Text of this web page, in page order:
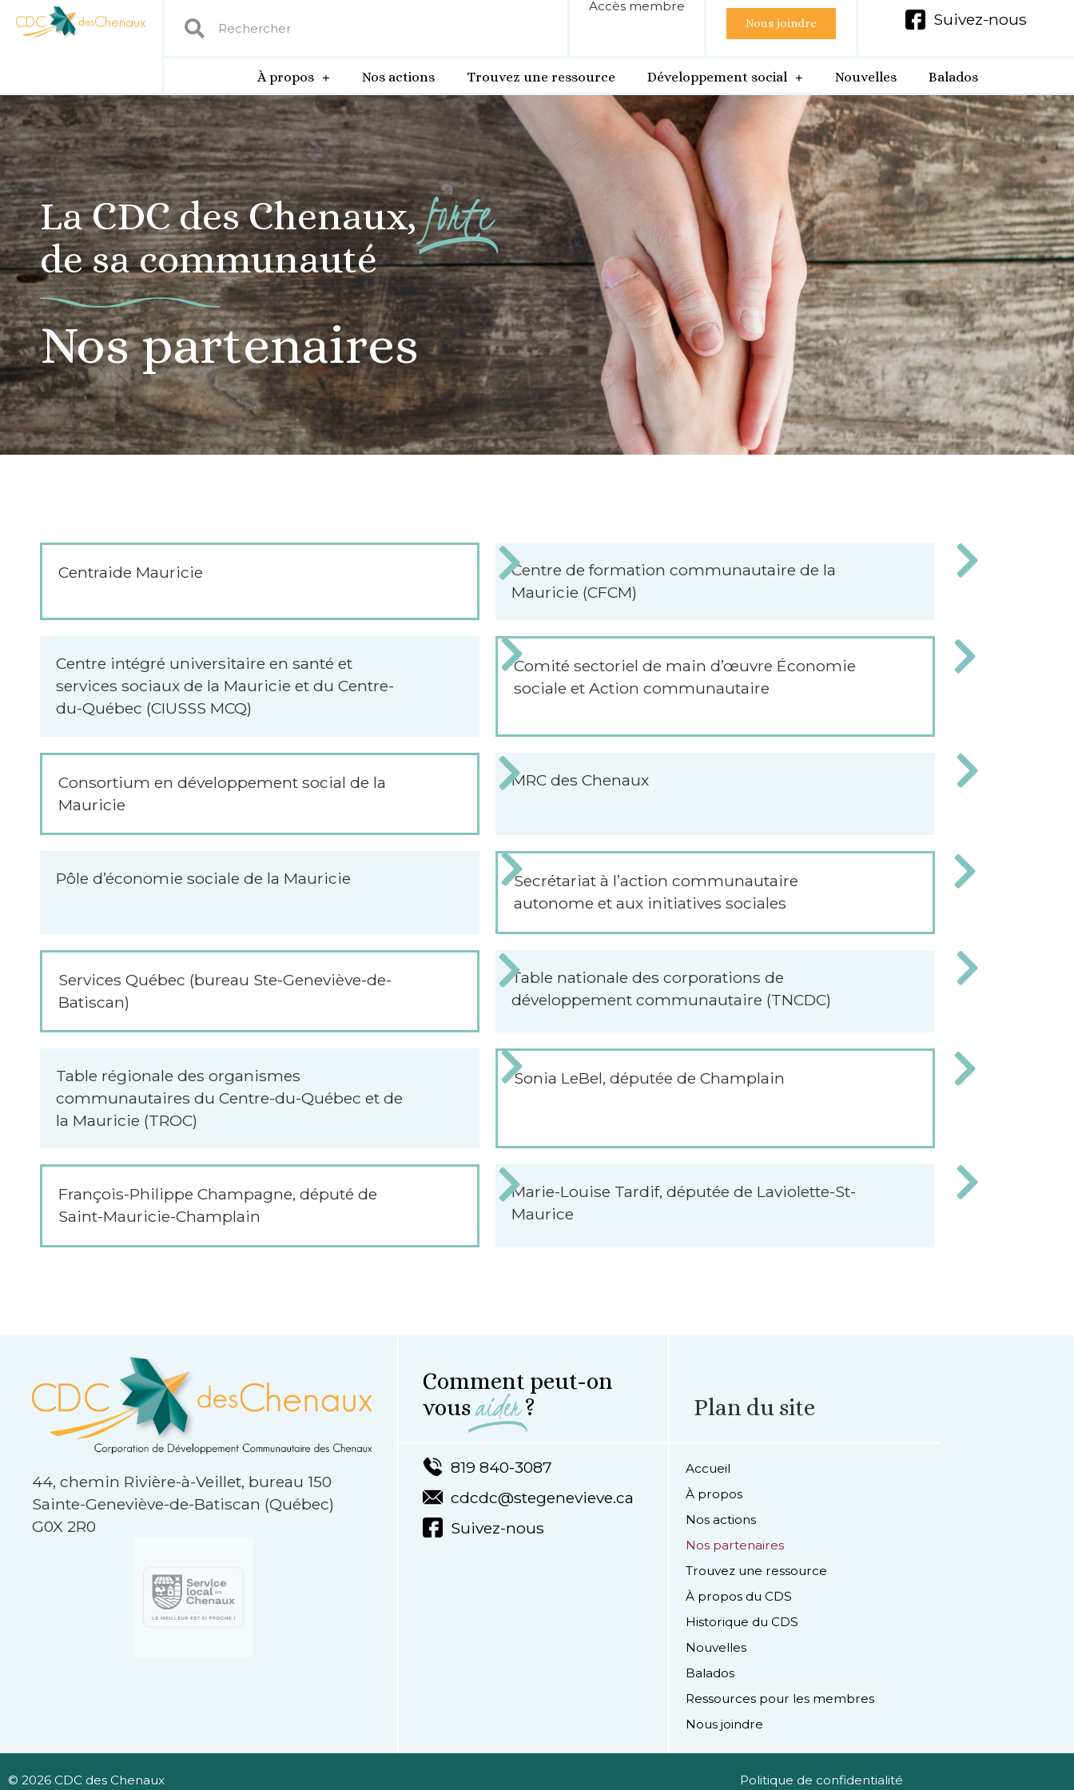
Accès membre
Nous joindre Suivez-nous
À propos Nos actions Trouvez une ressource Développement social Nouvelles Balados
La CDC des Chenaux,forte
de sa communauté
Nos partenaires
Centraide Mauricie
Centre de formation communautaire de la
Mauricie (CFCM)
Centre intégré universitaire en santé et
services sociaux de la Mauricie et du Centre-
du-Québec (CIUSSS MCQ)
Comité sectoriel de main d’œuvre Économie
sociale et Action communautaire
Consortium en développement social de la
Mauricie
MRC des Chenaux
Pôle d’économie sociale de la Mauricie
Secrétariat à l’action communautaire
autonome et aux initiatives sociales
Services Québec (bureau Ste-Geneviève-de-
Batiscan)
Table nationale des corporations de
développement communautaire (TNCDC)
Table régionale des organismes
communautaires du Centre-du-Québec et de
la Mauricie (TROC)
Sonia LeBel, députée de Champlain
François-Philippe Champagne, député de
Saint-Mauricie-Champlain
Marie-Louise Tardif, députée de Laviolette-St-
Maurice
44, chemin Rivière-à-Veillet, bureau 150
Sainte-Geneviève-de-Batiscan (Québec)
G0X 2R0
Comment peut-on
vousaider ?
819 840-3087
cdcdc@stegenevieve.ca
Suivez-nous
Plan du site
Accueil
À propos
Nos actions
Nos partenaires
Trouvez une ressource
À propos du CDS
Historique du CDS
Nouvelles
Balados
Ressources pour les membres
Nous joindre
© 2026 CDC des Chenaux Politique de confidentialité